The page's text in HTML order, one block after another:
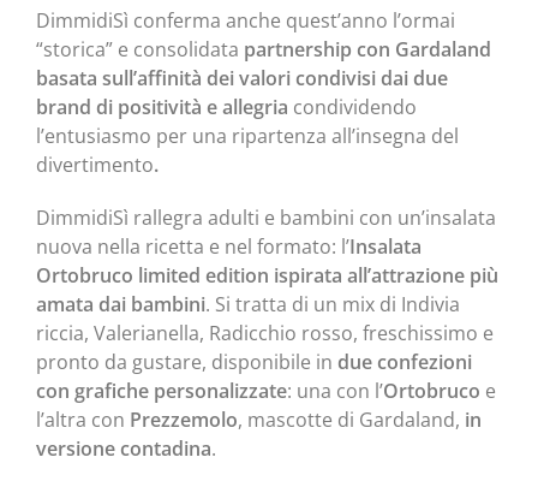
DimmidiSì conferma anche quest’anno l’ormai
“storica” e consolidata partnership con Gardaland
basata sull’affinità dei valori condivisi dai due
brand di positività e allegria condividendo
l’entusiasmo per una ripartenza all’insegna del
divertimento.
DimmidiSì rallegra adulti e bambini con un’insalata
nuova nella ricetta e nel formato: l’Insalata
Ortobruco limited edition ispirata all’attrazione più
amata dai bambini. Si tratta di un mix di Indivia
riccia, Valerianella, Radicchio rosso, freschissimo e
pronto da gustare, disponibile in due confezioni
con grafiche personalizzate: una con l’Ortobruco e
l’altra con Prezzemolo, mascotte di Gardaland, in
versione contadina.